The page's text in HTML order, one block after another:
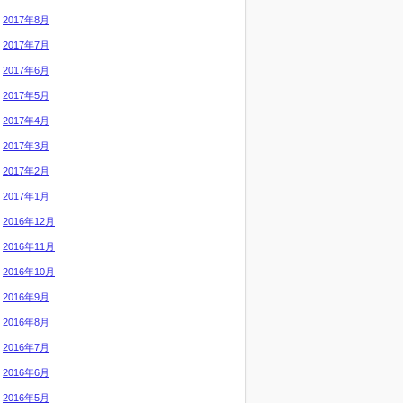
2017年8月
2017年7月
2017年6月
2017年5月
2017年4月
2017年3月
2017年2月
2017年1月
2016年12月
2016年11月
2016年10月
2016年9月
2016年8月
2016年7月
2016年6月
2016年5月